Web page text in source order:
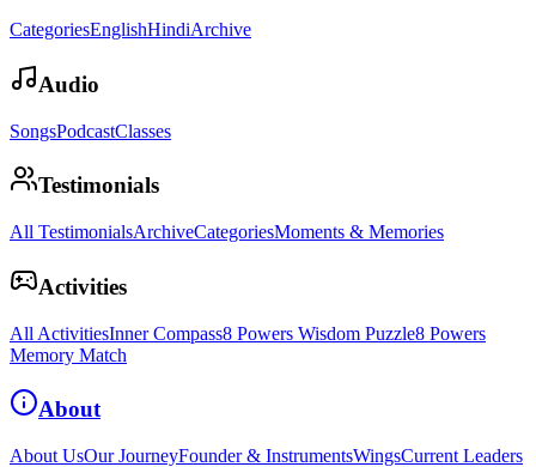
CategoriesEnglishHindiArchive
Audio
SongsPodcastClasses
Testimonials
All TestimonialsArchiveCategoriesMoments & Memories
Activities
All ActivitiesInner Compass8 Powers Wisdom Puzzle8 Powers
Memory Match
About
About UsOur JourneyFounder & InstrumentsWingsCurrent Leaders